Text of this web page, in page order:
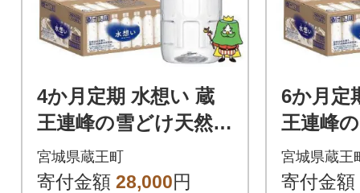
4か月定期 水想い 蔵
王連峰の雪どけ天然水
ラベルレス 500ml×42
本 【04301-0735】
宮城県蔵王町
寄付金額 28,000円
6か月定
王連峰
ラベル
2本【
宮城県蔵王
寄付金額